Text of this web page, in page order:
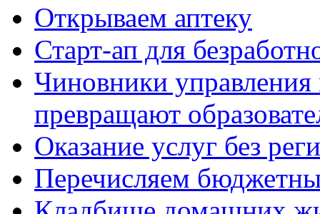
Открываем аптеку
Старт-ап для
Чиновники
превращают
Оказание услуг без
Перечисляем